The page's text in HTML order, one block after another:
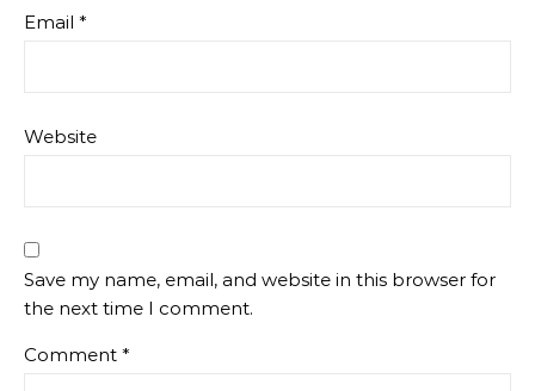
Email *
Website
Save my name, email, and website in this browser for
the next time I comment.
Comment *